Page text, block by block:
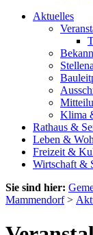
Aktuelles
Klima
Rathaus &
Leben &
Freizeit &
Wirtschaft &
Sie sind hier:
Mammendorf>